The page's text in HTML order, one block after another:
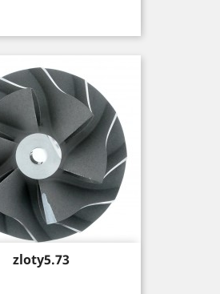
Price
zloty5.73